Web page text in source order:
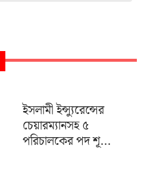
ইসলামী ইন্স্যুরেন্সের
চেয়ারম্যানসহ ৫
পরিচালকের পদ শূ...